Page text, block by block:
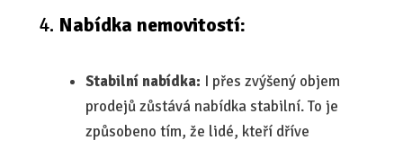
Nabídka nemovitostí:
Stabilní nabídka: I přes zvýšený objem
prodejů zůstává nabídka stabilní. To je
způsobeno tím, že lidé, kteří dříve